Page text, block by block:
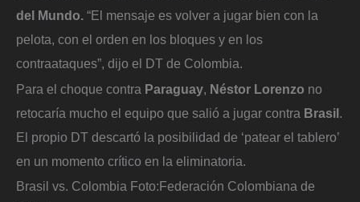
del Mundo. “El mensaje es volver a jugar bien con la
pelota, con el orden en los bloques y en los
contraataques”, dijo el DT de Colombia.
Para el choque contra Paraguay Néstor Lorenzo no
retocaría mucho el equipo que salió a jugar contra Brasil
El propio DT descartó la posibilidad de ‘patear el tablero’
en un momento crítico en la eliminatoria.
Brasil vs. Colombia Foto:Federación Colombiana de